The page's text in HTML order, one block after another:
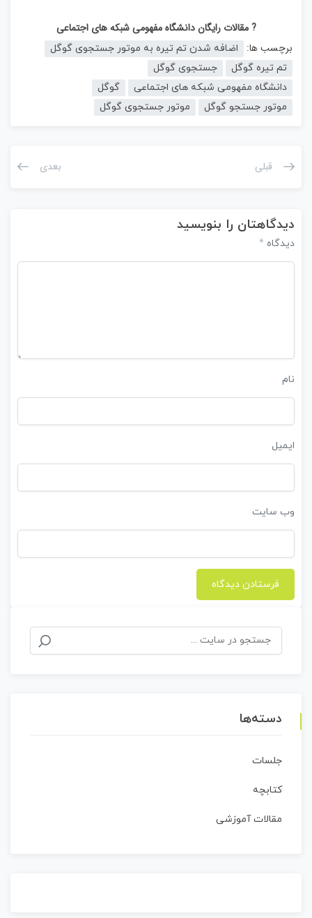
? مقالات رایگان دانشگاه مفهومی شبکه های اجتماعی
برچسب ها:
اضافه شدن تم تیره به موتور جستجوی گوگل
تم تیره گوگل
جستجوی گوگل
دانشگاه مفهومی شبکه های اجتماعی
گوگل
موتور جستجو گوگل
موتور جستجوی گوگل
قبلی بعدی
دیدگاهتان را بنویسید
دیدگاه *
نام
ایمیل
وب‌ سایت
جستجو
برای:
دسته‌ها
جلسات
کتابچه
مقالات آموزشی